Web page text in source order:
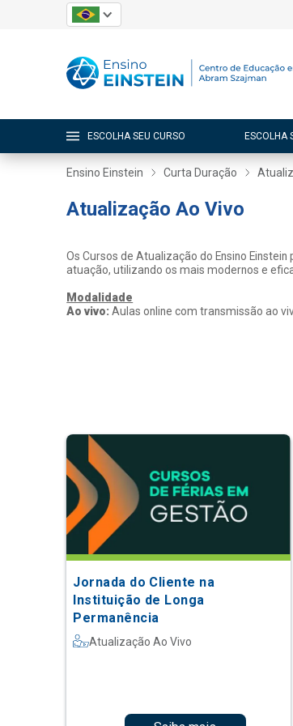
ESCOLHA SEU CURSO ESCOLHA
Ensino Einstein Curta Duração
Atualização Ao Vivo
Os Cursos de Atualização do Ensino
atuação, utilizando os mais modernos e
Modalidade
Ao vivo:Aulas online com transmissão ao
Jornada do Cliente na
Instituição de Longa
Permanência
Atualização Ao Vivo